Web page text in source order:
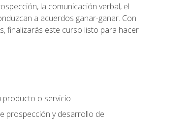
la comunicación verbal, el
a acuerdos ganar-ganar. Con
finalizarás este curso listo para hacer
producto o servicio
prospección y desarrollo de